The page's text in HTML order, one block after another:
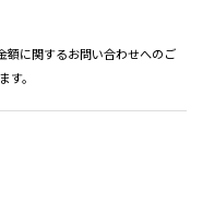
額に関するお問い合わせへのご
す。